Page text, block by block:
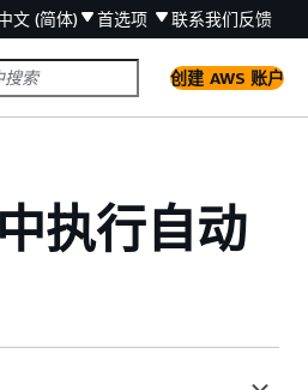
文 (简体) 首选项 联系我们反馈
创建 AWS 账户
执行自动